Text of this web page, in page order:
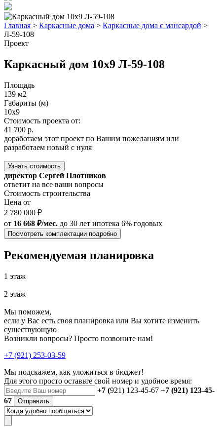
Главная > Каркасные дома > Каркасные дома с мансардой >
Л-59-108
Проект
Каркасный дом 10x9 Л-59-108
Площадь
139 м2
Габариты (м)
10x9
Стоимость проекта от:
41 700 р.
доработаем этот проект по Вашим пожеланиям или
разработаем новый с нуля
Узнать стоимость
директор Сергей Плотников
ответит на все ваши вопросы
Стоимость строительства
Цена от
2 780 000 ₽
от 16 668 ₽/мес. до 30 лет ипотека 6% годовых
Посмотреть комплектации подробно
Рекомендуемая планировка
1 этаж
2 этаж
Мы поможем,
если у Вас есть своя планировка или Вы хотите изменить
существующую
Возникли вопросы? Просто позвоните нам!
+7 (921) 253-03-59
Мы подскажем, как уложиться в бюджет!
Для этого просто оставьте свой номер и удобное время:
+7 (921) 123-45-67 +7 (921) 123-45-
67
Отправить